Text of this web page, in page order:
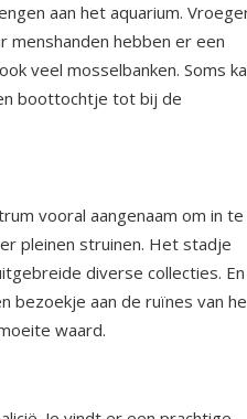
aan het aquarium.
menshanden hebben er een
veel mosselbanken. Soms
boottochtje tot bij de
vooral aangenaam om in te
pleinen struinen. Het stadje
diverse collecties. En
bezoekje aan de ruïnes van
waard.